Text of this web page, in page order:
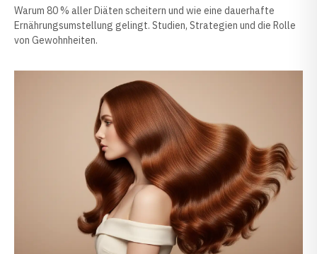
Warum 80 % aller Diäten scheitern und wie eine dauerhafte
Ernährungsumstellung gelingt. Studien, Strategien und die Rolle
von Gewohnheiten.